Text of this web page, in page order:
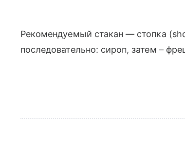
Рекомендуемый стакан — стопка
последовательно: сироп, затем –